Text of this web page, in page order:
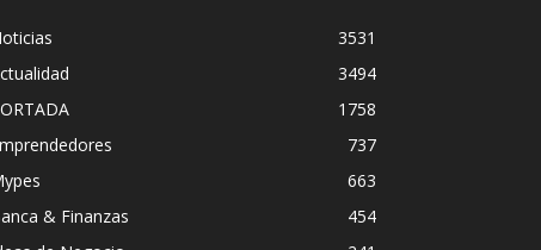
3531
3494
1758
737
663
& Finanzas
454